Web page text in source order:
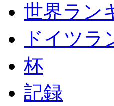
世界ラン
ドイツラ
杯
記録